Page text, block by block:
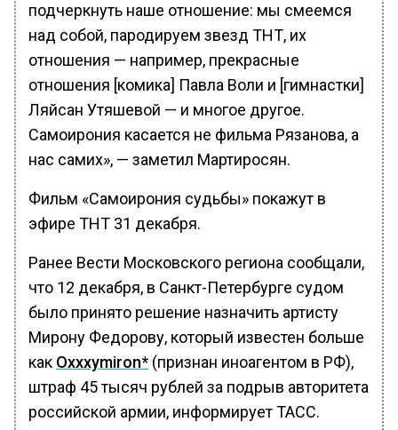
подчеркнуть наше отношение: мы смеемся
над собой, пародируем звезд ТНТ, их
отношения — например, прекрасные
отношения [комика] Павла Воли и [гимнастки]
Ляйсан Утяшевой — и многое другое.
Самоирония касается не фильма Рязанова, а
нас самих», — заметил Мартиросян.
Фильм «Самоирония судьбы» покажут в
эфире ТНТ 31 декабря.
Ранее Вести Московского региона сообщали,
что 12 декабря, в Санкт-Петербурге судом
было принято решение назначить артисту
Мирону Федорову, который известен больше
как Oxxxymiron* (признан иноагентом в РФ),
штраф 45 тысяч рублей за подрыв авторитета
российской армии, информирует ТАСС.